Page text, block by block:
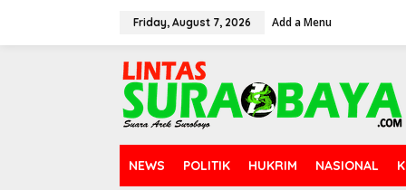
Friday, August 7, 2026 Add a Menu
NEWS POLITIK HUKRIM NASIONAL